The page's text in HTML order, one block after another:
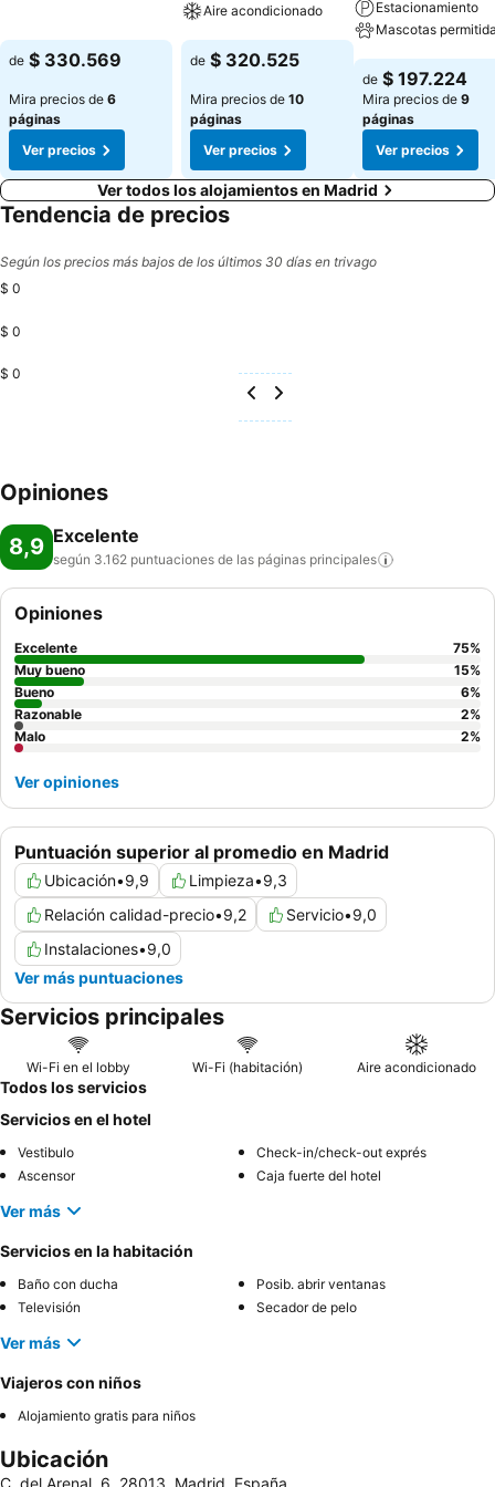
de $ 330.569
Mira precios de 6
páginas
Ver precios
Aire acondicionado
Ver precios
de $ 320.525
Mira precios de 10
páginas
Ver precios
Estacionamiento
Mascotas
Ver precios
de $ 197.224
Mira precios de 9
páginas
Ver precios
Ver todos los alojamientos en Madrid
Tendencia de precios
Según los precios más bajos de los últimos 30 días en trivago
$ 0
$ 0
$ 0
Opiniones
8,9 Excelente
según 3.162 puntuaciones de las páginas principales
Puntuación superior al promedio en Madrid
Ubicación•9,9 Limpieza•9,3
Relación calidad-precio•9,2 Servicio•9,0
Instalaciones•9,0
Ver más puntuaciones
Opiniones
Excelente 75%
Muy bueno
15%
Bueno
6%
Razonable
2%
Malo
2%
Ver opiniones
Servicios principales
Wi-Fi en el lobby Wi-Fi (habitación) Aire acondicionado
Todos los servicios
Servicios en el hotel
Vestibulo
Check-in/check-out exprés
Ascensor
Caja fuerte del hotel
Ver más
Servicios en la habitación
Baño con ducha
Posib. abrir ventanas
Televisión
Secador de pelo
Ver más
Viajeros con niños
Alojamiento gratis para niños
Ubicación
C. del Arenal, 6, 28013, Madrid, España